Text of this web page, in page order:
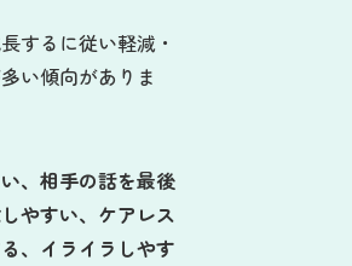
するに従い軽減・
い傾向がありま
、相手の話を最後
やすい、ケアレス
、イライラしやす